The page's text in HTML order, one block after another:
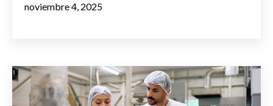
noviembre 4, 2025